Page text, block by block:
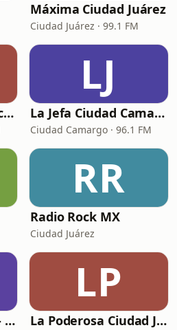
Máxima Ciudad Juárez
Ciudad Juárez · 99.1 FM
Like FM Ciudad Delicias
LJ
La Jefa Ciudad Camargo
Ciudad Camargo · 96.1 FM
RR
Radio Rock MX
Ciudad Juárez
IMER - Órbita 106.7 - XHUAR
LP
La Poderosa Ciudad Juárez